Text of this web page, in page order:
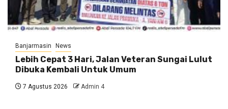
Banjarmasin News
Lebih Cepat 3 Hari, Jalan Veteran Sungai Lulut
Dibuka Kembali Untuk Umum
7 Agustus 2026 Admin 4